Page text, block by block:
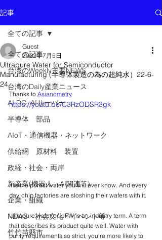
記事
全ての記事
台湾のWeekly主要NEWS
台湾のDaily産業ニュース
AI DC, AIサーバー
半導体 部品
AIoT・通信機器・ネットワーク
供給網 原材料 装置
政経・社会・両岸
新産業(機器人、AI関連等)
企業・組織
NEWS・社会文化・イベント等
竹竹苗縣市
全ての記事
Ultrapure Water for Semiconductor
Manufacturing (半導体製造の為の超純水）22-6-
24
Guest
2022年7月5日
Thanks to Asianometry
https://youtu.be/C3RzODSR3gk
It is the purest water you will ever know. And every
day, chip factories are sloshing their wafers with it.
Ultrapure water or UPW is an industry term. A term
that describes its product quite well. Water with
purity requirements so strict, you're more likely to